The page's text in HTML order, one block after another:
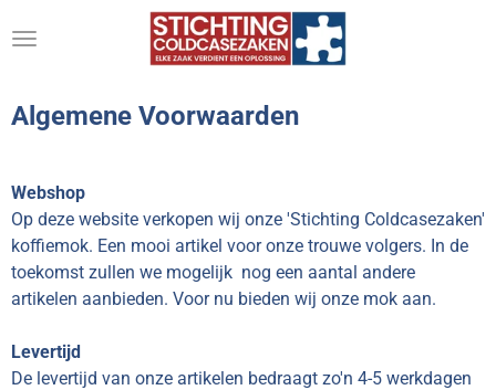
direct
de
hoofdinhoud
Algemene Voorwaarden
Webshop
Op deze website verkopen wij onze 'Stichting Coldcasezaken'
koffiemok. Een mooi artikel voor onze trouwe volgers. In de
toekomst zullen we mogelijk nog een aantal andere
artikelen aanbieden. Voor nu bieden wij onze mok aan.
Levertijd
De levertijd van onze artikelen bedraagt zo'n 4-5 werkdagen